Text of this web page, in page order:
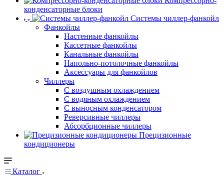
конденсаторные блоки
Системы чиллер-фанкойл
Фанкойлы
Настенные фанкойлы
Кассетные фанкойлы
Канальные фанкойлы
Напольно-потолочные фанкойлы
Аксессуары для фанкойлов
Чиллеры
С воздушным охлаждением
С водяным охлаждением
С выносным конденсатором
Реверсивные чиллеры
Абсорбционные чиллеры
Прецизионные
кондиционеры
Каталог